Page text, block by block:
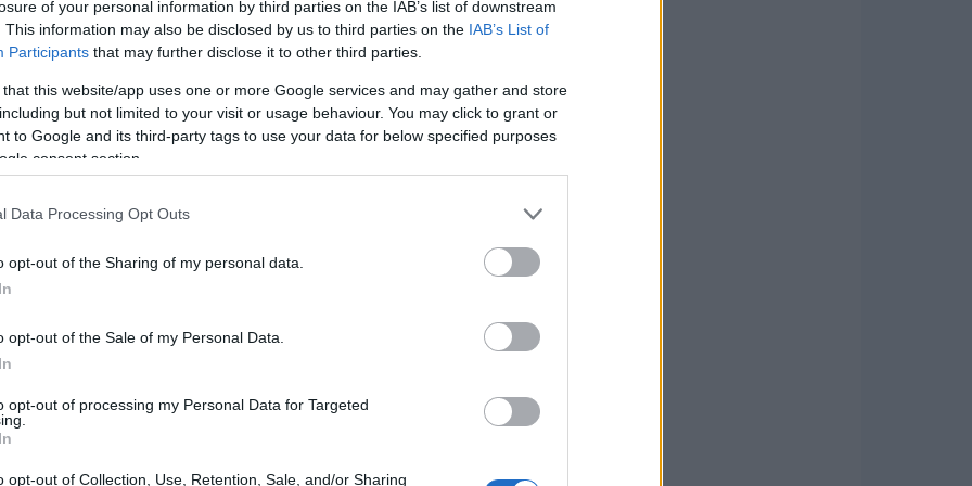
of your personal information by third parties on the IAB’s list of downstream
This information may also be disclosed by us to third parties on the IAB’s List of
Participants that may further disclose it to other third parties.
that this website/app uses one or more Google services and may gather and store
but not limited to your visit or usage behaviour. You may click to grant or
to Google and its third-party tags to use your data for below specified purposes
consent section.
Data Processing Opt Outs
opt-out of the Sharing of my personal data.
opt-out of the Sale of my Personal Data.
opt-out of processing my Personal Data for Targeted
opt-out of Collection, Use, Retention, Sale, and/or Sharing
il bilancio idrosalino e la difesa dallo
misure come una buona
in ambienti freschi – spiega all'Adnkronos
e docente di nutrizione umana e nutraceutica
più utili vi sono gli elettroliti (sodio, potassio,
le perdite dovute alla sudorazione.
E, se assunti in sinergia, possono ridurre
come Rhodiola rosea ed Eleuterococco
mentre il coenzima Q10 favorisce la
soprattutto in soggetti affaticati". "E'
e guaranà, che possono peggiorare la
generale precisa: "Chi è iperteso o assume
dovrebbe consultare il medico prima di
di sintomi gravi come febbre alta, nausea o